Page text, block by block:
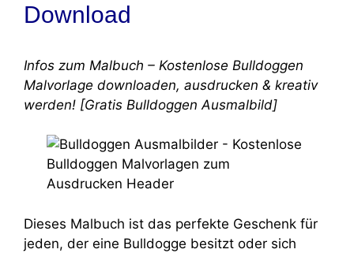
Download
Infos zum Malbuch – Kostenlose Bulldoggen
Malvorlage downloaden, ausdrucken & kreativ
werden! [Gratis Bulldoggen Ausmalbild]
Dieses Malbuch ist das perfekte Geschenk für
jeden, der eine Bulldogge besitzt oder sich